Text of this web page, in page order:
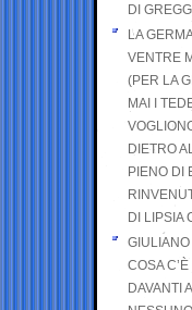
DI
LA
VENTRE
(PER LA
MAI I
DIETRO
PIENO DI
DI LIPSIA
COSA
DAVANTI